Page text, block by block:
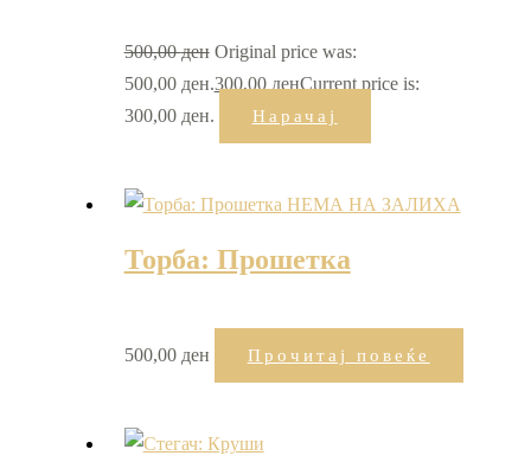
500,00ден Original price was:
500,00 ден.300,00 денCurrent price is:
300,00 ден.
Нарачај
НЕМА НА ЗАЛИХА
Торба: Прошетка
500,00 ден Прочитај повеќе